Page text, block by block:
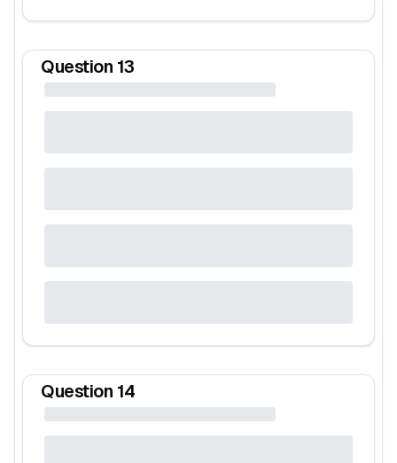
Question 13
Question 14